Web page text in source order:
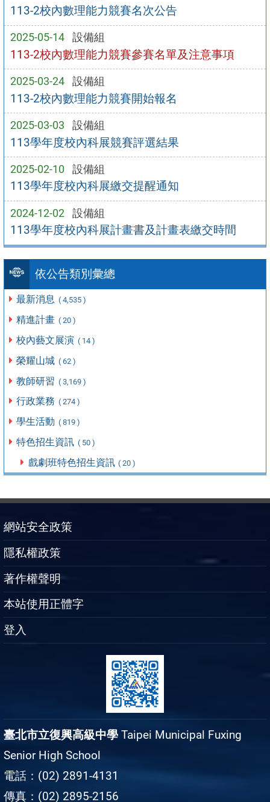
113-2校內數理能力競賽名次公告
2025-05-14 設備組
113-2校內數理能力競賽參賽名單及注意事項
2025-03-24 設備組
113-2校內數理能力競賽開始報名
2025-03-03 設備組
113學年度校內科展競賽評選結果
2025-02-10 設備組
113學年度校內科展繳交提醒通知
2024-12-02 設備組
113學年度校內科展計畫書及計畫表繳交時間
依公告類別彙總
最新消息 ( 4,535 )
精進計畫 ( 20 )
校內藝文展演 ( 14 )
榮耀山城 ( 62 )
教師研習 ( 3,169 )
行政業務 ( 274 )
學生活動 ( 819 )
特色招生資訊 ( 50 )
戲劇班特色招生資訊 ( 20 )
網站安全政策
隱私權政策
著作權聲明
本站使用正體字
登入
臺北市立復興高級中學 Taipei Municipal Fuxing
Senior High School
電話：(02) 2891-4131
傳真：(02) 2895-2156